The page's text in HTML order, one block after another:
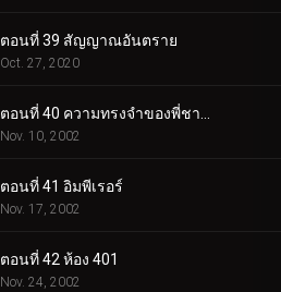
ตอนที่ 39 สัญญาณอันตราย
Oct. 27, 2020
Nov. 10, 2002
ตอนที่ 41 อิมพีเรอร์
Nov. 17, 2002
ตอนที่ 42 ห้อง 401
Nov. 24, 2002